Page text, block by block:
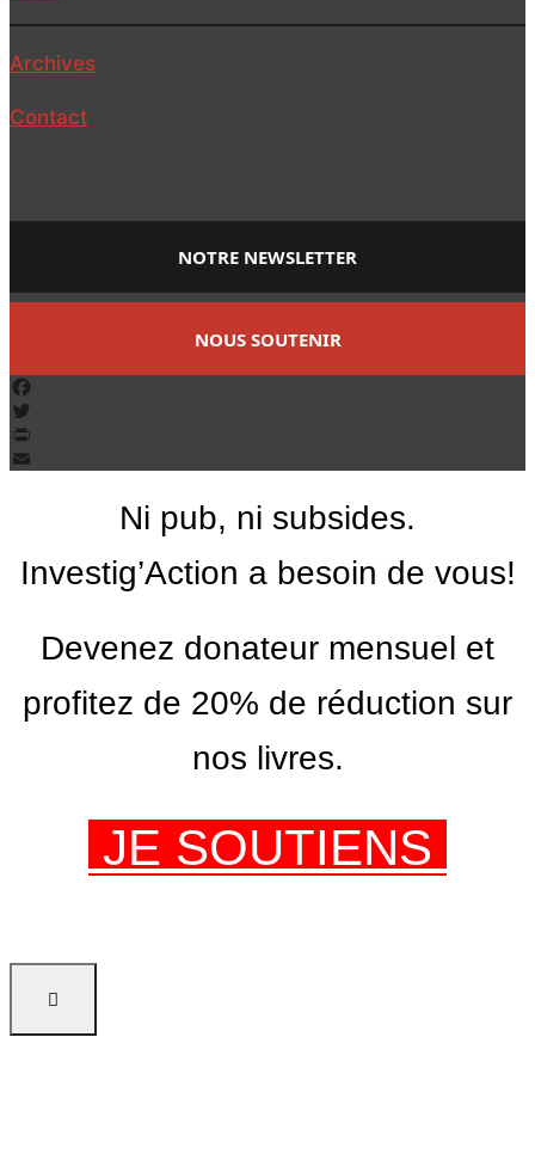
Archives
Contact
NOTRE NEWSLETTER
NOUS SOUTENIR
Facebook
Twitter
PrintFriendly
Ni pub, ni subsides.
Investig’Action a besoin de vous!
Devenez donateur mensuel et
profitez de 20% de réduction sur
nos livres.
JE SOUTIENS